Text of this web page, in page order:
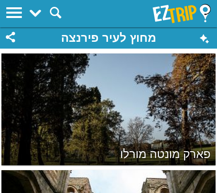
EZTrip
מחוץ לעיר פירנצה
פארק מונטה מורלו